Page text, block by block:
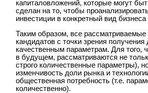
капиталовложений, которые могут
сделан на то, чтобы
инвестиции в конкретный вид
Таким образом, все
кандидатов с точки зрения
качественным параметрам. Для того,
в будущем, рассматриваются не
строго количественные параметры),
изменчивость доли рынка и
общественная потребность (т.е.
количественно).